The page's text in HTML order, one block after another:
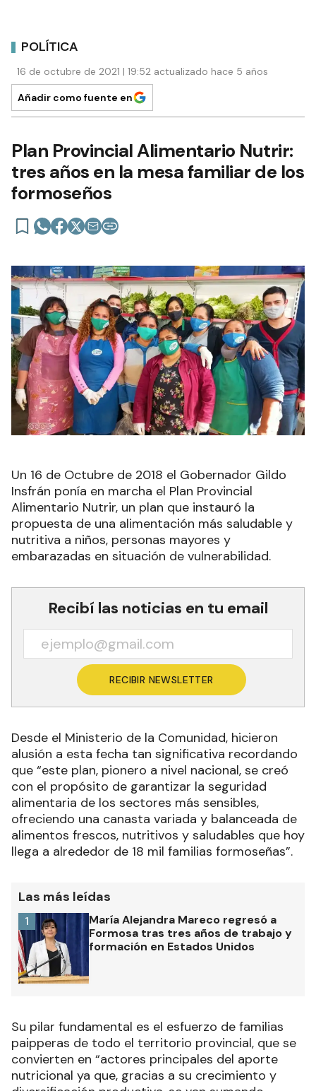
POLÍTICA
16 de octubre de 2021 | 19:52 actualizado hace 5 años
Añadir como fuente en
Plan Provincial Alimentario Nutrir:
tres años en la mesa familiar de los
formoseños
Un 16 de Octubre de 2018 el Gobernador Gildo
Insfrán ponía en marcha el Plan Provincial
Alimentario Nutrir, un plan que instauró la
propuesta de una alimentación más saludable y
nutritiva a niños, personas mayores y
embarazadas en situación de vulnerabilidad.
Recibí las noticias en tu email
RECIBIR NEWSLETTER
Desde el Ministerio de la Comunidad, hicieron
alusión a esta fecha tan significativa recordando
que “este plan, pionero a nivel nacional, se creó
con el propósito de garantizar la seguridad
alimentaria de los sectores más sensibles,
ofreciendo una canasta variada y balanceada de
alimentos frescos, nutritivos y saludables que hoy
llega a alrededor de 18 mil familias formoseñas”.
Las más leídas
María Alejandra Mareco regresó a
Formosa tras tres años de trabajo y
formación en Estados Unidos
1
Su pilar fundamental es el esfuerzo de familias
paipperas de todo el territorio provincial, que se
convierten en “actores principales del aporte
nutricional ya que, gracias a su crecimiento y